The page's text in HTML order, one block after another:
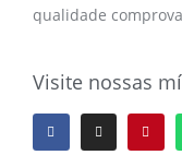
qualidade
Visite nossas